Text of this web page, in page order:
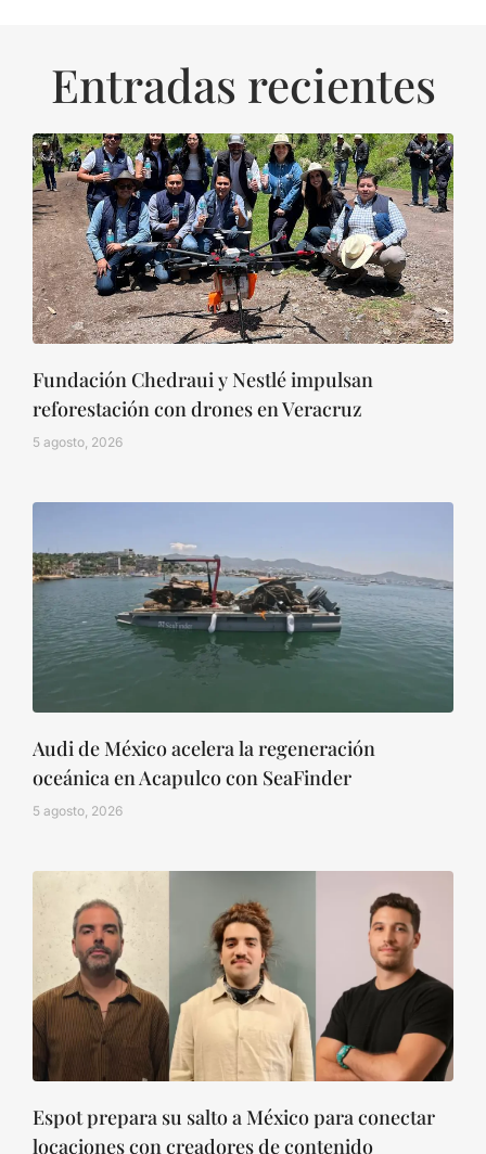
Entradas recientes
Fundación Chedraui y Nestlé impulsan
reforestación con drones en Veracruz
5 agosto, 2026
Audi de México acelera la regeneración
oceánica en Acapulco con SeaFinder
5 agosto, 2026
Espot prepara su salto a México para conectar
locaciones con creadores de contenido